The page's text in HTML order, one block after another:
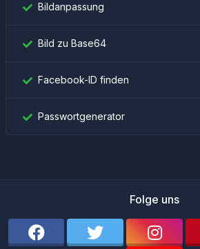
Bildanpassung
Bild zu Base64
Facebook-ID finden
Passwortgenerator
Folge uns